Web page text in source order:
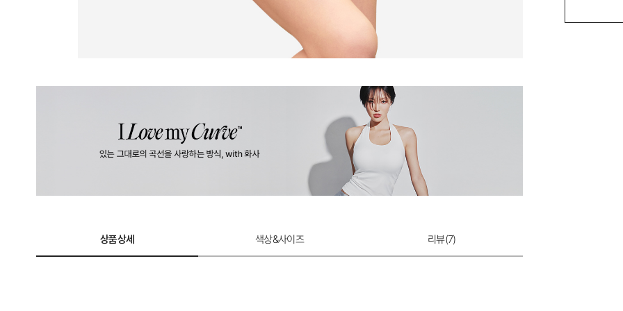
상품상세 색상&사이즈 리뷰(7)